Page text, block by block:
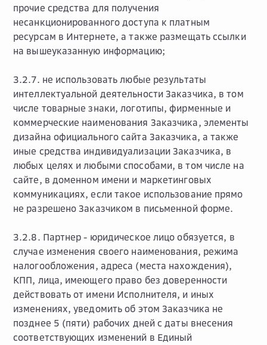
прочие средства для получения
несанкционированного доступа к платным
ресурсам в Интернете, а также размещать ссылки
на вышеуказанную информацию;
3.2.7. не использовать любые результаты
интеллектуальной деятельности Заказчика, в том
числе товарные знаки, логотипы, фирменные и
коммерческие наименования Заказчика, элементы
дизайна официального сайта Заказчика, а также
иные средства индивидуализации Заказчика, в
любых целях и любыми способами, в том числе на
сайте, в доменном имени и маркетинговых
коммуникациях, если такое использование прямо
не разрешено Заказчиком в письменной форме.
3.2.8. Партнер - юридическое лицо обязуется, в
случае изменения своего наименования, режима
налогообложения, адреса (места нахождения),
КПП, лица, имеющего право без доверенности
действовать от имени Исполнителя, и иных
изменениях, уведомить об этом Заказчика не
позднее 5 (пяти) рабочих дней с даты внесения
соответствующих изменений в Единый